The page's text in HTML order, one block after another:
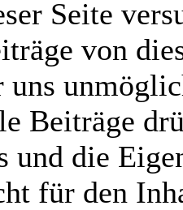
Seite
von
uns
Beiträge
und die
für den